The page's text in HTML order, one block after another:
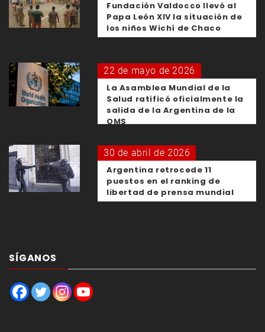
Fundación Valdocco llevó al
Papa León XIV la situación de
los niños Wichí de Chaco
22 de mayo de 2026
La Asamblea Mundial de la
Salud ratificó oficialmente la
salida de la Argentina de la
OMS
30 de abril de 2026
Argentina retrocede 11
puestos en el ranking de
libertad de prensa mundial
SÍGANOS